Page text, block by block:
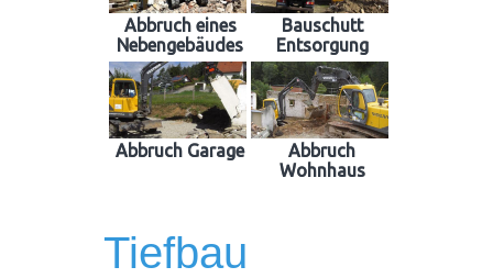
Abbruch eines
Nebengebäudes
Bauschutt
Entsorgung
Abbruch Garage
Abbruch
Wohnhaus
Tiefbau